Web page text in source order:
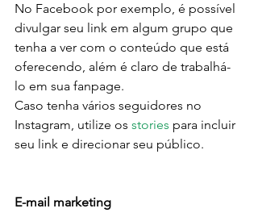
No Facebook por exemplo, é possível
divulgar seu link em algum grupo que
tenha a ver com o conteúdo que está
oferecendo, além é claro de trabalhá-
lo em sua fanpage.
Caso tenha vários seguidores no
Instagram, utilize os stories para incluir
seu link e direcionar seu público.
E-mail marketing